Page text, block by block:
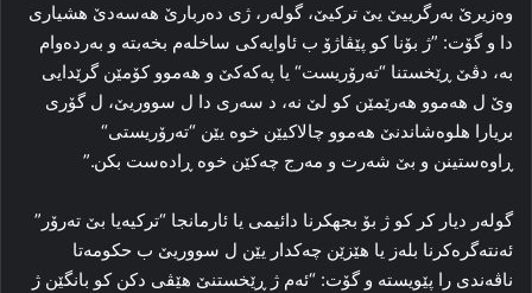
وه‌زیرێ بەرگرییێ یێ ترکیێ، گوله‌ر، ژی ده‌ربارێ هەسەدێ هشیاری
دا و گۆت: ”ژ بۆنا کو پێڤاژۆ ب ئاوایه‌کی ساخله‌م بخه‌بته‌ و بەردەوام
بە، دڤێ ڕێخستنا “ته‌رۆریست“ یا پەکەکێ و هه‌موو کۆمێن گرێدایی
وێ ل هه‌موو هه‌رێمێن کو لێ نه‌، د سه‌ری دا ل سوور‌یێ، ل گۆری
بریارا هلوه‌شاندنێ هەموو چالاکیێن خوه‌ یێن “ته‌رۆریستی“
ڕاوه‌ستینن و بێ شه‌رت و مه‌رج چه‌کێن خوه‌ ڕاده‌ست بکن.”
گوله‌ر دیار کر کو ژ بۆ بجهکرنا دائیمی یا ئارمانجا “ترکیه‌یا بێ ته‌رۆر”
ئه‌نته‌گره‌کرنا بله‌ز یا هێزێن چه‌کدار یێن ل سووریێ ب حکومه‌تا
ناڤه‌ندی را پێویسته‌ و گۆت: “ئه‌م ژ ڕێخستنێ هێڤی دکن کو بانگێن ژ